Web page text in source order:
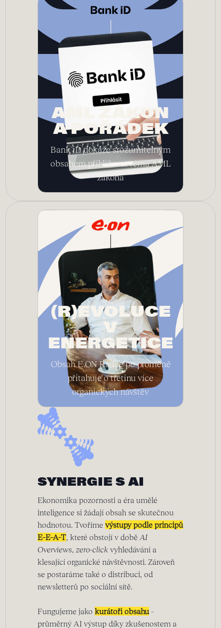
AML ZÁKON
A POŘÁDEK
Bank iD dokáže srozumitelným
obsahem přibližovat téma AML
zákona
(R)EVOLUCE
V
ENERGETICE
Obsah E.ON Rádce po proměně
přitahuje o třetinu více
organických návštěv
SYNERGIE S AI
Ekonomika pozornosti a éra umělé
inteligence si žádají obsah se skutečnou
hodnotou. Tvoříme výstupy podle principů
E–E–A–T, které obstojí v době AI
Overviews, zero-click vyhledávání a
klesající organické návštěvnosti. Zároveň
se postaráme také o distribuci, od
newsletterů po sociální sítě.
Fungujeme jako kurátoři obsahu –
průměrný AI výstup díky zkušenostem a